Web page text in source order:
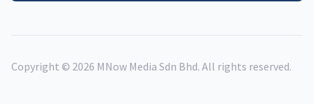
Copyright © 2026 MNow Media Sdn Bhd. All rights reserved.